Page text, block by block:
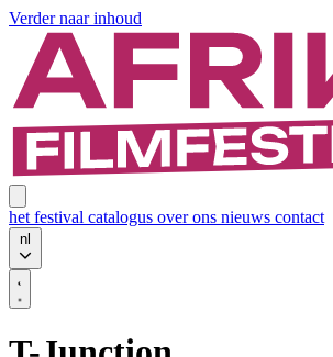
Verder naar inhoud
het festival catalogus over ons nieuws contact
nl